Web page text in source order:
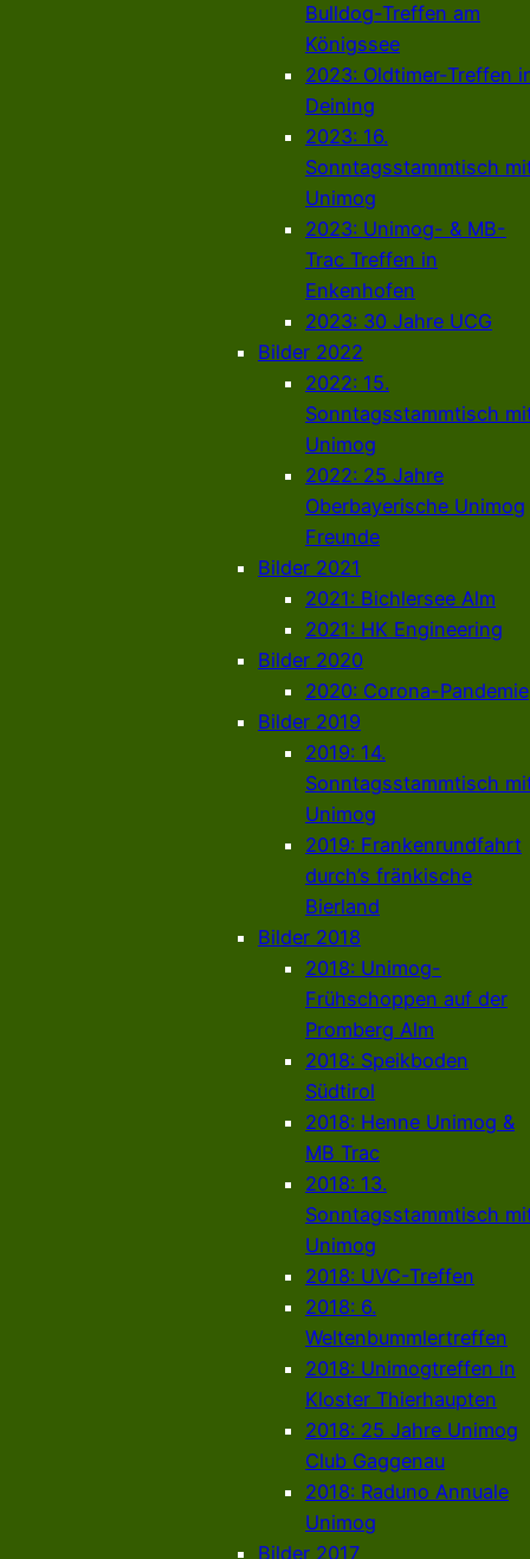
Bulldog-Treffen am
Königssee
2023: Oldtimer-Treffen
Deining
2023: 16.
Sonntagsstammtisch
Unimog
2023: Unimog- & MB-
Trac Treffen in
Enkenhofen
2023: 30 Jahre UCG
Bilder 2022
2022: 15.
Sonntagsstammtisch
Unimog
2022: 25 Jahre
Oberbayerische Unimog
Freunde
Bilder 2021
2021: Bichlersee Alm
2021: HK Engineering
Bilder 2020
2020: Corona-Pandemie
Bilder 2019
2019: 14.
Sonntagsstammtisch
Unimog
2019: Frankenrundfahrt
durch’s fränkische
Bierland
Bilder 2018
2018: Unimog-
Frühschoppen auf der
Promberg Alm
2018: Speikboden
Südtirol
2018: Henne Unimog &
MB Trac
2018: 13.
Sonntagsstammtisch
Unimog
2018: UVC-Treffen
2018: 6.
Weltenbummlertreffen
2018: Unimogtreffen in
Kloster Thierhaupten
2018: 25 Jahre Unimog
Club Gaggenau
2018: Raduno Annuale
Unimog
Bilder 2017